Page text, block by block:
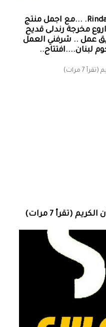
مؤمنة الشامي‏ مع ‏‎Rindala Kodeih‎‏. ...مع اجمل منتج
مخرجة رندلى قديح
عمل .. شرفني العمل
لبنان....افتتاح..
(تقرأ 7 مرات)